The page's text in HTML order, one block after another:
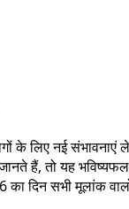
के लिए नई संभावनाएं
हैं, तो यह
दिन सभी मूलांक